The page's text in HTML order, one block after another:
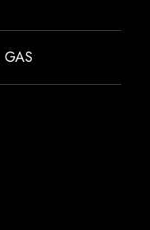
GAS